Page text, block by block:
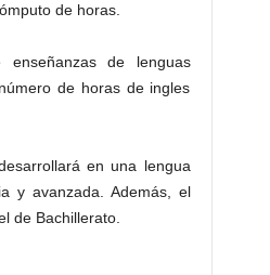
de horas.
enseñanzas de lenguas
de horas de ingles
en una lengua
y avanzada. Además, el
de Bachillerato.